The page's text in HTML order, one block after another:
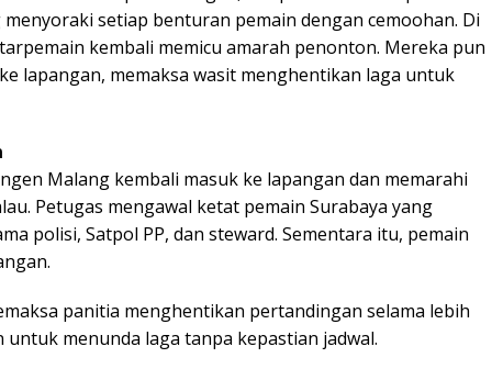
setiap benturan pemain dengan cemoohan. Di
kembali memicu amarah penonton. Mereka pun
lapangan, memaksa wasit menghentikan laga untuk
Malang kembali masuk ke lapangan dan memarahi
Petugas mengawal ketat pemain Surabaya yang
polisi, Satpol PP, dan steward. Sementara itu, pemain
panitia menghentikan pertandingan selama lebih
menunda laga tanpa kepastian jadwal.